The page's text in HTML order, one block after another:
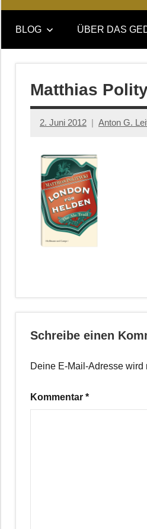
DAS
GEDICHT
blog
DAS
GEDICHT.
Zeitschrift
BLOG ÜBER DAS
Matthias
2. Juni 2012 Anton G.
Schreibe einen
Deine E-Mail-Adresse wird
Kommentar *